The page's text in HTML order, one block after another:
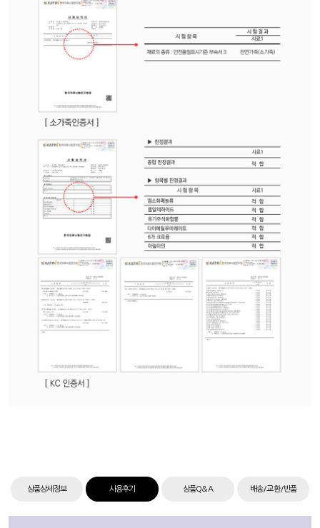
상품상세정보 사용후기 상품Q&A 배송/교환/반품